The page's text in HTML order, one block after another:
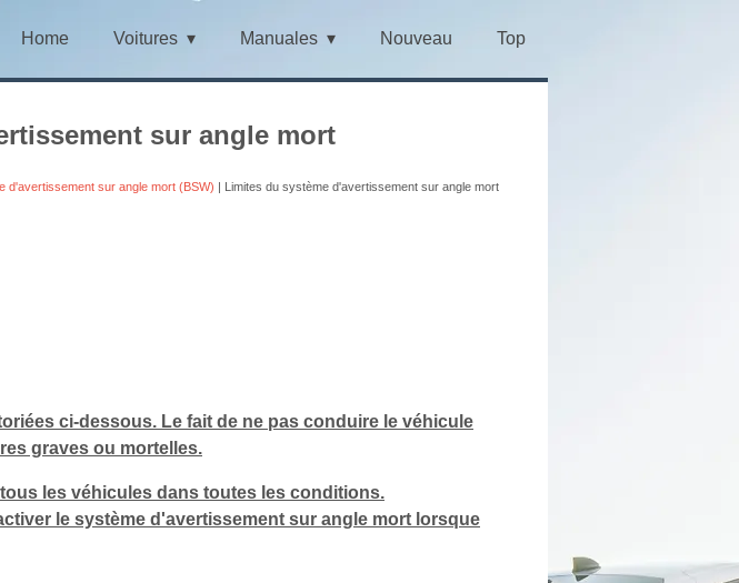
Home Voitures Manuales Nouveau Top
sur angle mort
d'avertissement sur angle mort (BSW) | Limites du système d'avertissement sur angle mort
ci-dessous. Le fait de ne pas conduire le véhicule
graves ou mortelles.
les véhicules dans toutes les conditions.
le système d'avertissement sur angle mort lorsque